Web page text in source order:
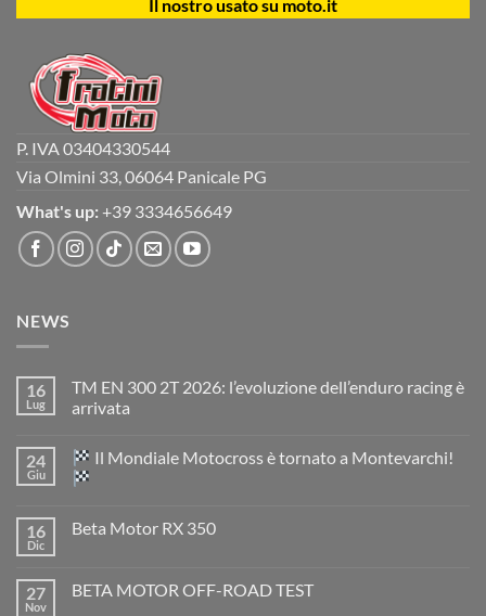
Il nostro usato su moto.it
P. IVA 03404330544
Via Olmini 33, 06064 Panicale PG
What's up: +39 3334656649
NEWS
16
Lug
TM EN 300 2T 2026: l’evoluzione dell’enduro racing è
arrivata
su
TM
EN
2026:
è
arrivata
24
Giu
Il Mondiale Motocross è tornato a Montevarchi!
su
Motocross
è
16
Dic
Beta Motor RX 350
Beta
27
Nov
BETA MOTOR OFF-ROAD TEST